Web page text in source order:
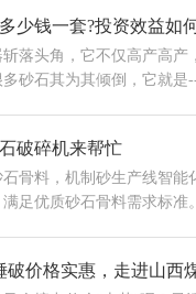
少钱一套?投资效益如
落头角，它不仅高产高产
砂石其为其倾倒，它就是
破碎机来帮忙
骨料，机制砂生产线智能
足优质砂石骨料需求标准
破价格实惠，走进山西